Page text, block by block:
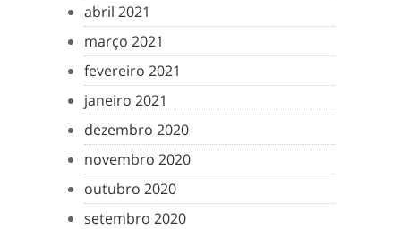
abril 2021
março 2021
fevereiro 2021
janeiro 2021
dezembro 2020
novembro 2020
outubro 2020
setembro 2020